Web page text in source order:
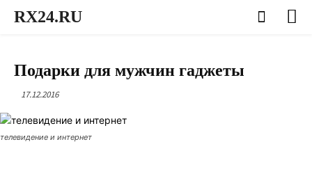
RX24.RU
Подарки для мужчин гаджеты
17.12.2016
телевидение и интернет